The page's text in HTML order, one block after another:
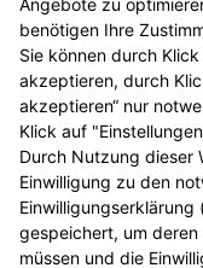
Wie
out“)?
Werden
Kann ich die
Daten zu
Angebote zu
benötigen Ihre
Sie können durch Klick
akzeptieren, durch
akzeptieren“ nur
Klick auf
Durch Nutzung dieser
Einwilligung zu den
gespeichert, um
müssen und die